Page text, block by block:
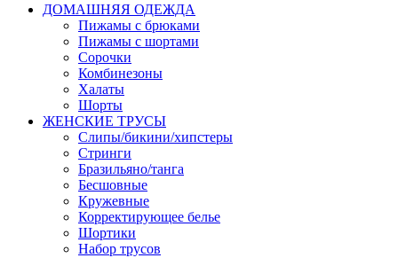
ДОМАШНЯЯ ОДЕЖДА
Пижамы с брюками
Пижамы с шортами
Сорочки
Комбинезоны
Халаты
Шорты
ЖЕНСКИЕ ТРУСЫ
Слипы/бикини/хипстеры
Стринги
Бразильяно/танга
Бесшовные
Кружевные
Корректирующее белье
Шортики
Набор трусов